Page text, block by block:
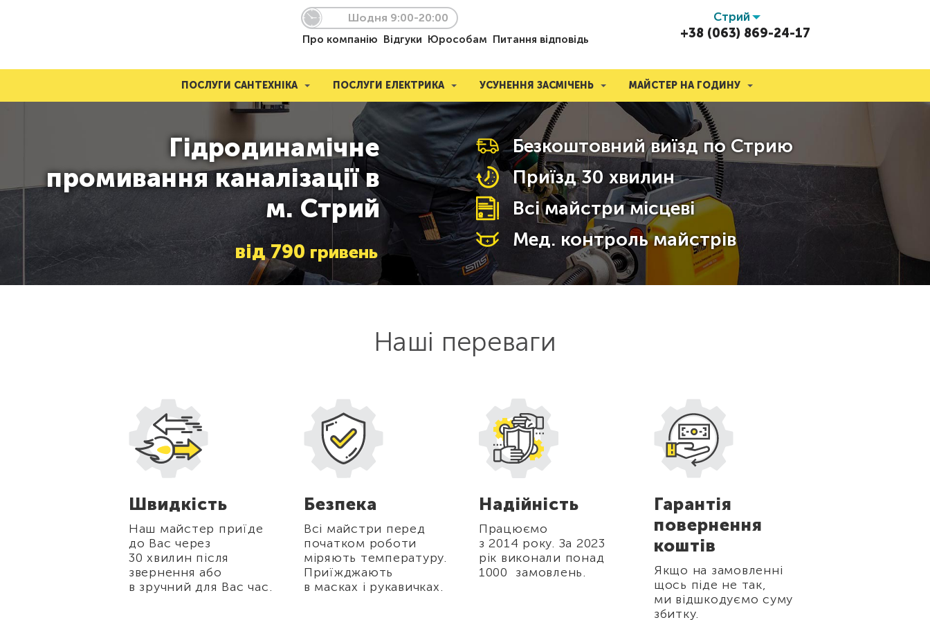
Шодня 9:00-20:00
Про компанію Відгуки Юрособам Питання відповідь
Стрий
+38 (063) 869-24-17
ПОСЛУГИ САНТЕХНІКА ПОСЛУГИ ЕЛЕКТРИКА УСУНЕННЯ ЗАСМІЧЕНЬ МАЙСТЕР НА ГОДИНУ
Гідродинамічне
промивання каналізації в
м. Стрий
від790 гривень
Безкоштовний виїзд по Стрию
Приїзд 30 хвилин
Всі майстри місцеві
Мед. контроль майстрів
Наші переваги
Швидкість
Наш майстер приїде
до Вас через
30 хвилин після
звернення або
в зручний для Вас час.
Безпека
Всі майстри перед
початком роботи
міряють температуру.
Приїжджають
в масках і рукавичках.
Надійність
Працюємо
з 2014 року. За 2023
рік виконали понад
1000 замовлень.
Гарантія
повернення
коштів
Якщо на замовленні
щось піде не так,
ми відшкодуємо суму
збитку.